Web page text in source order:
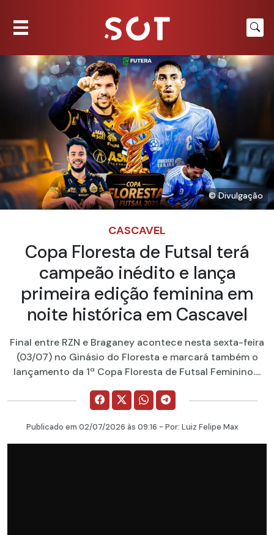
© Divulgação
CASCAVEL
Copa Floresta de Futsal terá
campeão inédito e lança
primeira edição feminina em
noite histórica em Cascavel
Final entre RZN e Braganey acontece nesta sexta-feira
(03/07) no Ginásio do Floresta e marcará também o
lançamento da 1ª Copa Floresta de Futsal Feminino....
Publicado em 02/07/2026 às 09:16 - Por: Luiz Felipe Max